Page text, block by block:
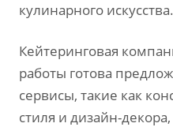
кулинарного искусства.
Кейтеринговая
работы готова
сервисы‚ такие как
стиля и дизайн-